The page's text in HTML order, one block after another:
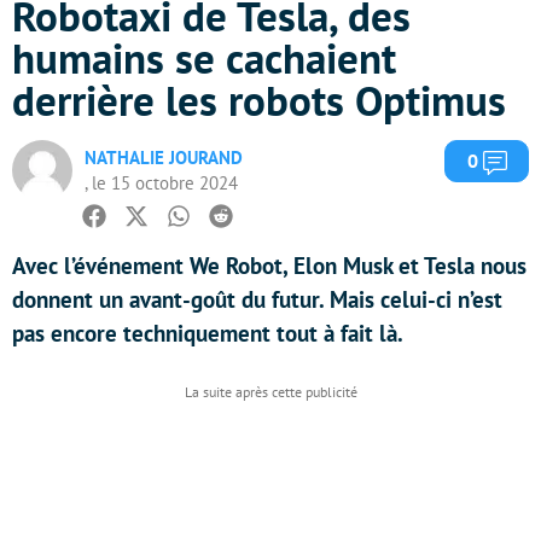
Robotaxi de Tesla, des
humains se cachaient
derrière les robots Optimus
NATHALIE JOURAND
, le 15 octobre 2024
0
Facebook
TwitterWhatsapp
Reddit
Avec l’événement We Robot, Elon Musk et Tesla nous
donnent un avant-goût du futur. Mais celui-ci n’est
pas encore techniquement tout à fait là.